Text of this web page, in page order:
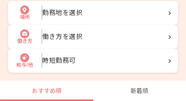
場所
勤務地を選択
働き方
働き方を選択
給与/他
時短勤務可
おすすめ順 新着順